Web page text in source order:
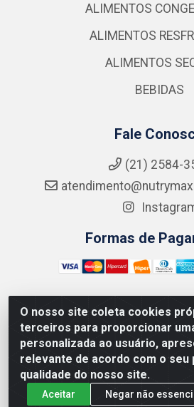
O nosso site coleta cookies
terceiros para proporcionar
personalizada ao usuário,
relevante de acordo com o
qualidade do nosso site.
Aceitar Negar não
ALIMENTOS
ALIMENTOS
ALIMENTOS
BEBIDAS
Fale
(21) 2584-
Formas de
NUTRY MAX COMÉRCIO DE
LTDA - RUA DO FEIJÃO, 721
CNPJ: 15.796.122/